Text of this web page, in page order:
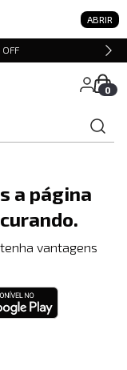
ABRIR
0
a página
vantagens